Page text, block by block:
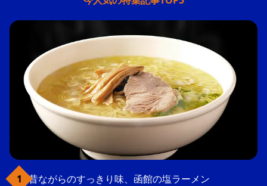
昔ながらのすっきり味、函館の塩ラーメン